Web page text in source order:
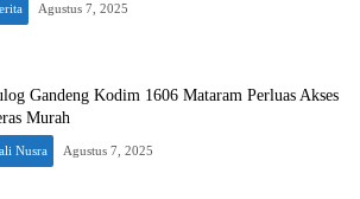
Agustus 7, 2025
Gandeng Kodim 1606 Mataram Perluas Akses
Murah
Nusra Agustus 7, 2025